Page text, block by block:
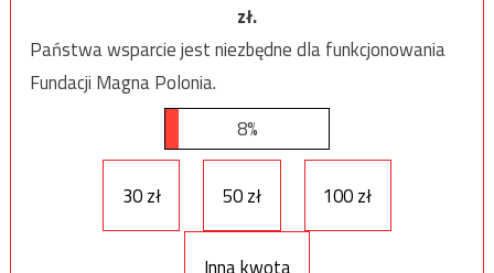
zł.
Państwa wsparcie jest niezbędne dla funkcjonowania
Fundacji Magna Polonia.
8%
30 zł 50 zł 100 zł